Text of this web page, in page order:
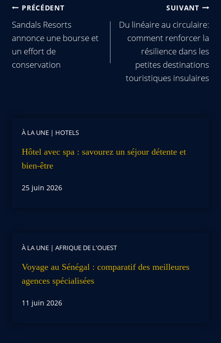
PRÉCÉDENT
Sandals Resorts
annonce une bourse et
un effort de
conservation
SUIVANT
Du linéaire au circulaire:
comment renforcer la
résilience dans les
petites destinations
touristiques insulaires
À LA UNE | HOTELS
Hôtel avec spa : savourez un séjour détente et
bien-être
25 juin 2026
À LA UNE | AFRIQUE DE L'OUEST
Voyage au Sénégal : comparatif des meilleures
agences spécialisées
11 juin 2026